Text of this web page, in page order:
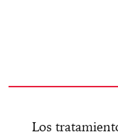
Los